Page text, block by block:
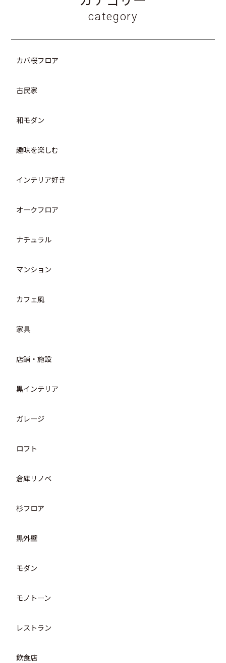
category
カバ桜フロア
古民家
和モダン
趣味を楽しむ
インテリア好き
オークフロア
ナチュラル
マンション
カフェ風
家具
店舗・施設
黒インテリア
ガレージ
ロフト
倉庫リノベ
杉フロア
黒外壁
モダン
モノトーン
レストラン
飲食店